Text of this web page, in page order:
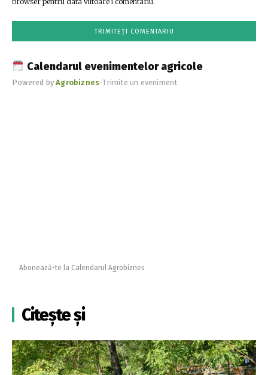
browser pentru data viitoare i comentariu.
Calendarul evenimentelor agricole
Powered byAgrobiznes•Trimite un eveniment
Abonează-te la Calendarul Agrobiznes
Citește și